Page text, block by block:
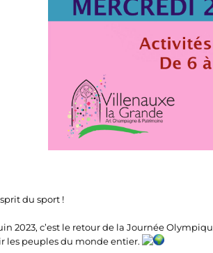
du sport !
2023, c’est le retour de la Journée
les peuples du monde entier.